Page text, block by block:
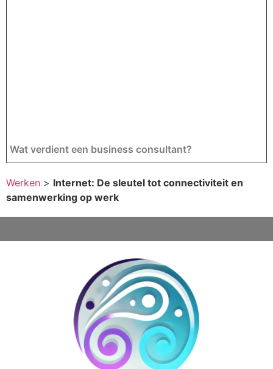
Wat verdient een business consultant?
Werken > Internet: De sleutel tot connectiviteit en
samenwerking op werk